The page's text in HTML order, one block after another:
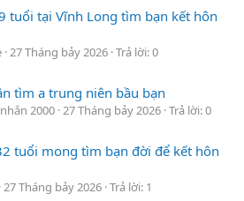
tuổi tại Vĩnh Long tìm bạn kết hôn
27 Tháng bảy 2026 Trả lời: 0
tìm a trung niên bầu bạn
2000 27 Tháng bảy 2026 Trả lời: 0
tuổi mong tìm bạn đời để kết hôn
27 Tháng bảy 2026 Trả lời: 1